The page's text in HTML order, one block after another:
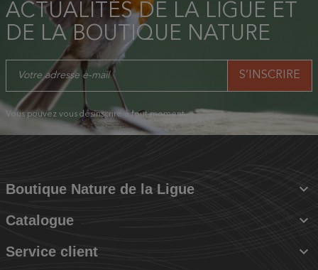
ACTUALITÉS DE LA LIGUE ET
DE LA BOUTIQUE NATURE
Vous pouvez vous désinscrire à tout moment.
Boutique Nature de la Ligue 
Catalogue 
Service client 